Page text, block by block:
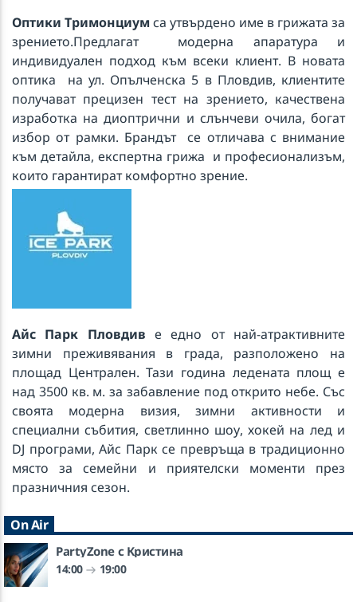
On Air
PartyZone с Кристина
14:00 19:00
Оптики Тримонциумса утвърдено име в грижата за
зрението.Предлагат модерна апаратура и
индивидуален подход към всеки клиент. В новата
оптика на ул. Опълченска 5 в Пловдив, клиентите
получават прецизен тест на зрението, качествена
изработка на диоптрични и слънчеви очила, богат
избор от рамки. Брандът се отличава с внимание
към детайла, експертна грижа и професионализъм,
които гарантират комфортно зрение.
Айс Парк Пловдив е едно от най-атрактивните
зимни преживявания в града, разположено на
площад Централен. Тази година ледената площ е
над 3500 кв. м. за забавление под открито небе. Със
своята модерна визия, зимни активности и
специални събития, светлинно шоу, хокей на лед и
DJ програми, Айс Парк се превръща в традиционно
място за семейни и приятелски моменти през
празничния сезон.